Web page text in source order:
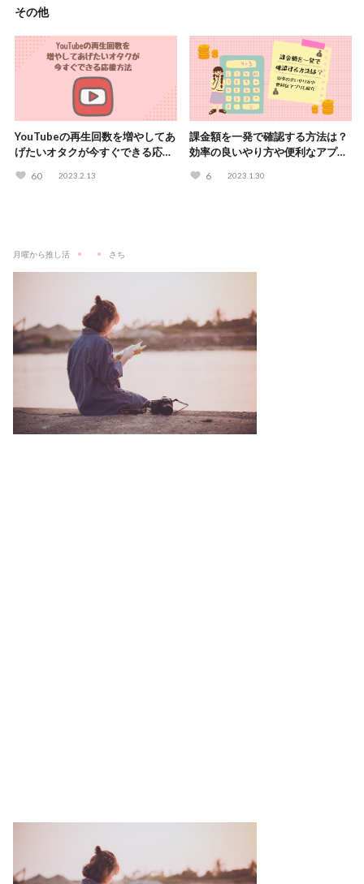
その他
YouTubeの再生回数を増やしてあ
げたいオタクが今すぐできる応援
60 2023.2.13
課金額を一発で確認する方法は？
効率の良いやり方や便利なアプリ
6 2023.1.30
月曜から推し活 さち